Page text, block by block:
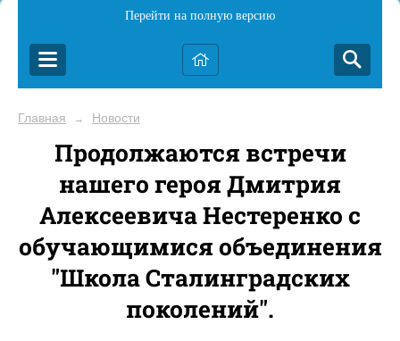
Перейти на полную версию
Главная → Новости
Продолжаются встречи
нашего героя Дмитрия
Алексеевича Нестеренко с
обучающимися объединения
"Школа Сталинградских
поколений".